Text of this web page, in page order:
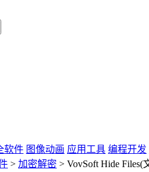
软件 图像动画 应用工具 编程开发
> 加密解密 > VovSoft Hide